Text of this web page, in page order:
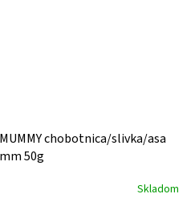
MUMMY chobotnica/slivka/asa
50g
Skladom